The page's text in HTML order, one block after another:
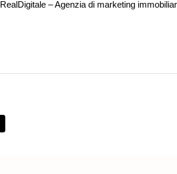
RealDigitale – Agenzia di marketing